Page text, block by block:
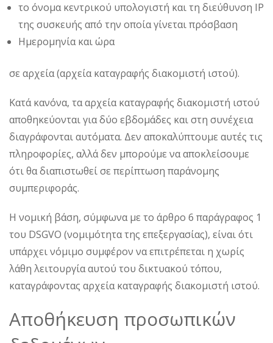
το όνομα κεντρικού υπολογιστή και τη διεύθυνση IP
της συσκευής από την οποία γίνεται πρόσβαση
Ημερομηνία και ώρα
σε αρχεία (αρχεία καταγραφής διακομιστή ιστού).
Κατά κανόνα, τα αρχεία καταγραφής διακομιστή ιστού
αποθηκεύονται για δύο εβδομάδες και στη συνέχεια
διαγράφονται αυτόματα. Δεν αποκαλύπτουμε αυτές τις
πληροφορίες, αλλά δεν μπορούμε να αποκλείσουμε
ότι θα διαπιστωθεί σε περίπτωση παράνομης
συμπεριφοράς.
Η νομική βάση, σύμφωνα με το άρθρο 6 παράγραφος 1
του DSGVO (νομιμότητα της επεξεργασίας), είναι ότι
υπάρχει νόμιμο συμφέρον να επιτρέπεται η χωρίς
λάθη λειτουργία αυτού του δικτυακού τόπου,
καταγράφοντας αρχεία καταγραφής διακομιστή ιστού.
Αποθήκευση προσωπικών